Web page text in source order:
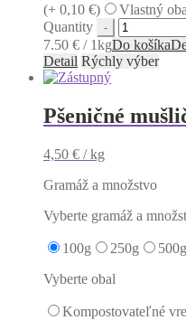
(+ 0,10 €) Vlastný
Quantity
7.50 € / 1kgDo košíka
Detail Rýchly výber
Pšeničné
4,50 € / kg
Gramáž a množstvo
Vyberte gramáž a
100g 250g 500g
Vyberte obal
Kompostovateľné